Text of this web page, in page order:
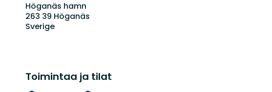
Höganäs hamn
263 39 Höganäs
Sverige
Toimintaa ja tilat